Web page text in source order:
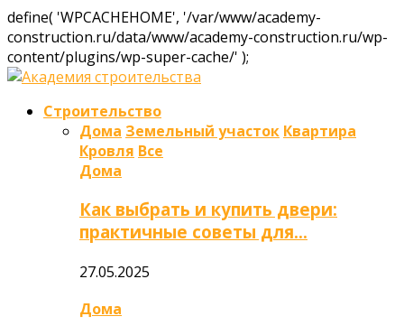
define( 'WPCACHEHOME', '/var/www/academy-
construction.ru/data/www/academy-construction.ru/wp-
content/plugins/wp-super-cache/' );
Строительство
Дома Земельный участок Квартира
Кровля Все
Дома
Как выбрать и купить двери:
практичные советы для…
27.05.2025
Дома